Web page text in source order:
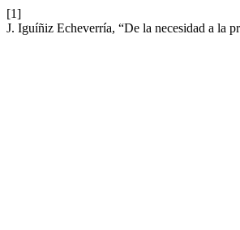
[1]
J. Iguíñiz Echeverría, “De la necesidad a la